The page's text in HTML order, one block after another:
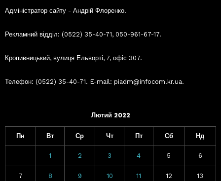
Адміністратор сайту - Андрій Флоренко.
Рекламний відділ: (0522) 35-40-71, 050-961-67-17.
Кропивницький, вулиця Ельворті, 7, офіс 307.
Телефон: (0522) 35-40-71. E-mail: piadm@infocom.kr.ua.
Лютий 2022
Пн Вт Ср Чт Пт Сб Нд
1 2 3 4 5 6
7 8 9 10 11 12 13